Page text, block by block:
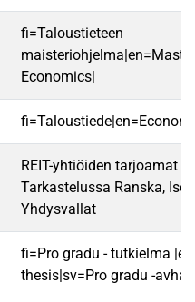
fi=Taloustieteen
Economics|
REIT-yhtiöiden tarjoamat
Tarkastelussa Ranska,
Yhdysvallat
fi=Pro gradu - tutkielma
thesis|sv=Pro gradu -